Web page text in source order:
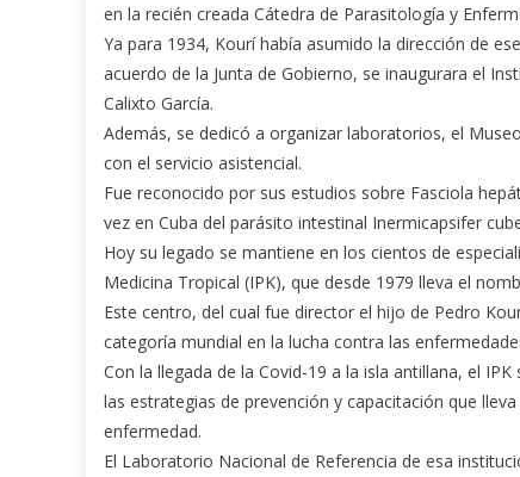
en la recién creada Cátedra de Parasitología y
Ya para 1934, Kourí había asumido la dirección de
acuerdo de la Junta de Gobierno, se inaugurara el
Calixto García.
Además, se dedicó a organizar laboratorios, el
con el servicio asistencial.
Fue reconocido por sus estudios sobre Fasciola
vez en Cuba del parásito intestinal Inermicapsifer
Hoy su legado se mantiene en los cientos de
Medicina Tropical (IPK), que desde 1979 lleva el
Este centro, del cual fue director el hijo de Pedro
categoría mundial en la lucha contra las
Con la llegada de la Covid-19 a la isla antillana, el
las estrategias de prevención y capacitación que
enfermedad.
El Laboratorio Nacional de Referencia de esa